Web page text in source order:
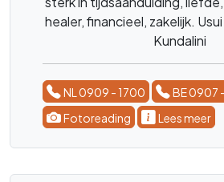
healer, financieel, zakelijk.
Kundalini
NL 0909 - 1700
BE 0907
Fotoreading
Lees meer